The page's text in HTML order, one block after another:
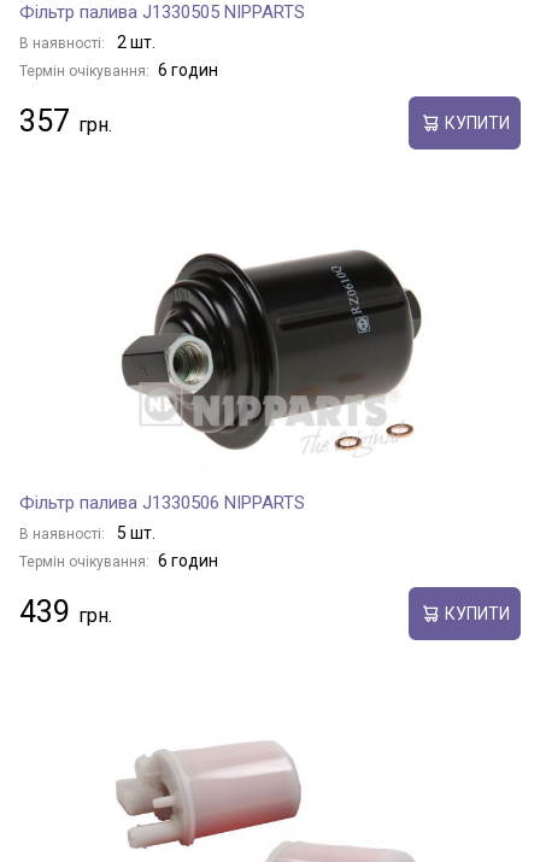
Фільтр палива J1330505 NIPPARTS
В наявності: 2 шт.
Термін очікування: 6 годин
357 КУПИТИ
Фільтр палива J1330506 NIPPARTS
В наявності: 5 шт.
Термін очікування: 6 годин
439 КУПИТИ